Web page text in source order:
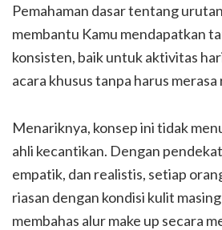
Pemahaman dasar tentang
membantu Kamu mendapatkan
konsisten, baik untuk aktivitas
acara khusus tanpa harus
Menariknya, konsep ini tidak
ahli kecantikan. Dengan
empatik, dan realistis, setiap
riasan dengan kondisi kulit
membahas alur make up secara